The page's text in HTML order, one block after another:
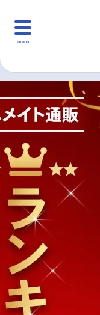
menu
マンガ・ラノベ